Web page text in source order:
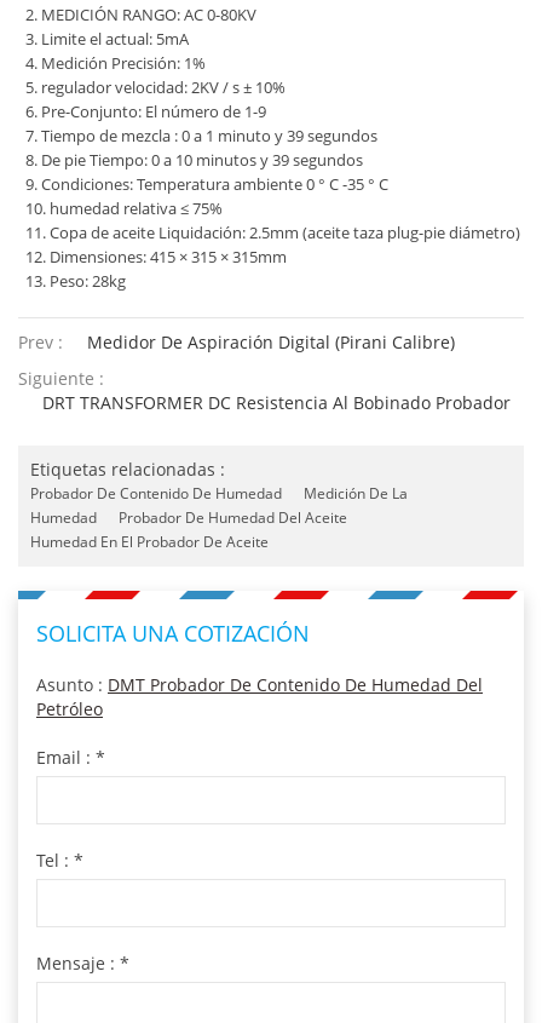
2. MEDICIÓN RANGO: AC 0-80KV
3. Limite el actual: 5mA
4. Medición Precisión: 1%
5. regulador velocidad: 2KV / s ± 10%
6. Pre-Conjunto: El número de 1-9
7. Tiempo de mezcla : 0 a 1 minuto y 39 segundos
8. De pie Tiempo: 0 a 10 minutos y 39 segundos
9. Condiciones: Temperatura ambiente 0 ° C -35 ° C
10. humedad relativa ≤ 75%
11. Copa de aceite Liquidación: 2.5mm (aceite taza plug-pie diámetro)
12. Dimensiones: 415 × 315 × 315mm
13. Peso: 28kg
Prev :
Medidor De Aspiración Digital (Pirani Calibre)
Siguiente :
DRT TRANSFORMER DC Resistencia Al Bobinado Probador
Etiquetas relacionadas :
Probador De Contenido De Humedad
Medición De La
Humedad
Probador De Humedad Del Aceite
Humedad En El Probador De Aceite
SOLICITA UNA COTIZACIÓN
Asunto : DMT Probador De Contenido De Humedad Del
Petróleo
Email : *
Tel : *
Mensaje : *